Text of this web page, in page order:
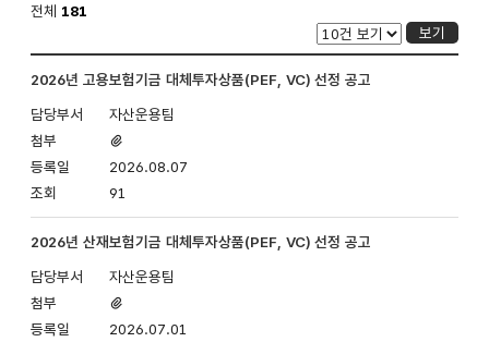
전체 181
보기
게시판
입니다.
번호,
제목,
첨부파일,
담당부서,
등록일,
조회로
있습니다.
2026년 고용보험기금 대체투자상품(PEF, VC) 선정 공고
자산운용팀
있음
2026.08.07
91
2026년 산재보험기금 대체투자상품(PEF, VC) 선정 공고
자산운용팀
있음
2026.07.01